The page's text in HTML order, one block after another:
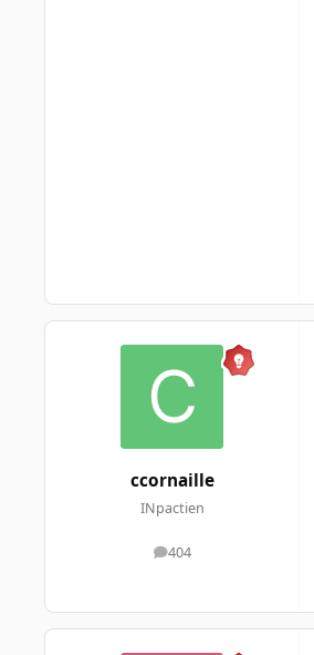
ccornaille
INpactien
404
messages